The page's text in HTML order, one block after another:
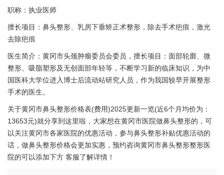
职称：执业医师
擅长项目：鼻头整形、乳房下垂矫正术整形，除去手术疤痕，激光
去除疤痕
医生简介：黄冈市头颈肿瘤委员会委员，擅长项目：面部轮廓、微
整形、吸脂塑形及无创面部年轻等，不断学习新的临床知识，为中
国医科大学位进入博士后流动站研究人员，作为我国较早开展整形
手术的医生。
关于黄冈市鼻头整形价格表(费用)2025更新一览(近6个月均价为：
13653元)就分享到这里啦，大家想在黄冈市医院做鼻头整形的，可
以关注黄冈市各家医院的优惠活动，参与鼻头整形补贴优惠活动的
话，做鼻头整形价格会更加实惠，预约咨询黄冈市鼻头整形整形医
院的可以添加下方 客服了解详情！